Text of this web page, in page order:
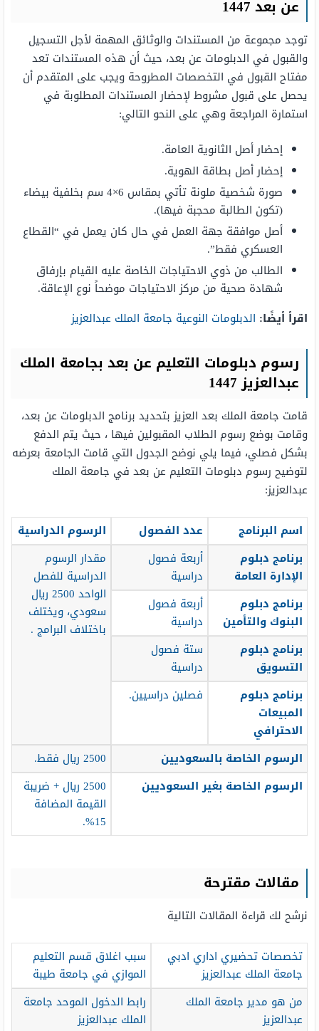
عن بعد 1447
توجد مجموعة من المستندات والوثائق المهمة لأجل التسجيل
والقبول في الدبلومات عن بعد، حيث أن هذه المستندات تعد
مفتاح القبول في التخصصات المطروحة ويجب على المتقدم أن
يحصل على قبول مشروط لإحضار المستندات المطلوبة في
استمارة المراجعة وهي على النحو التالي:
إحضار أصل الثانوية العامة.
إحضار أصل بطاقة الهوية.
صورة شخصية ملونة تأتي بمقاس 6×4 سم بخلفية بيضاء
(تكون الطالبة محجبة فيها).
أصل موافقة جهة العمل في حال كان يعمل في “القطاع
العسكري فقط”.
الطالب من ذوي الاحتياجات الخاصة عليه القيام بإرفاق
شهادة صحية من مركز الاحتياجات موضحاً نوع الإعاقة.
اقرأ أيضًا: الدبلومات النوعية جامعة الملك عبدالعزيز
رسوم دبلومات التعليم عن بعد بجامعة الملك
عبدالعزيز 1447
قامت جامعة الملك بعد العزيز بتحديد برنامج الدبلومات عن بعد،
وقامت بوضع رسوم الطلاب المقبولين فيها ، حيث يتم الدفع
بشكل فصلي، فيما يلي نوضح الجدول التي قامت الجامعة بعرضه
لتوضيح رسوم دبلومات التعليم عن بعد في جامعة الملك
عبدالعزيز:
اسم البرنامج عدد الفصول
الرسوم الدراسية
برنامج دبلوم
الإدارة العامة
أربعة فصول
دراسية
مقدار الرسوم
الدراسية للفصل
الواحد 2500 ريال
سعودي، ويختلف
باختلاف البرامج .
برنامج دبلوم
البنوك والتأمين
أربعة فصول
دراسية
برنامج دبلوم
التسويق
ستة فصول
دراسية
برنامج دبلوم
المبيعات
الاحترافي
فصلين دراسيين.
الرسوم الخاصة بالسعوديين
2500 ريال فقط.
الرسوم الخاصة بغير السعوديين
2500 ريال + ضريبة
القيمة المضافة
15%.
مقالات مقترحة
نرشح لك قراءة المقالات التالية
تخصصات تحضيري اداري ادبي
جامعة الملك عبدالعزيز
سبب اغلاق قسم التعليم
الموازي في جامعة طيبة
من هو مدير جامعة الملك
عبدالعزيز
رابط الدخول الموحد جامعة
الملك عبدالعزيز